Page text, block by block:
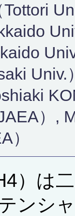
Univ.
）,
）
）は
ンシ